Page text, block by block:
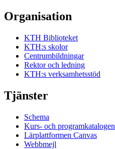
Organisation
KTH Biblioteket
KTH:s skolor
Centrumbildningar
Rektor och ledning
KTH:s verksamhetsstöd
Tjänster
Schema
Kurs- och programkatalogen
Lärplattformen Canvas
Webbmejl